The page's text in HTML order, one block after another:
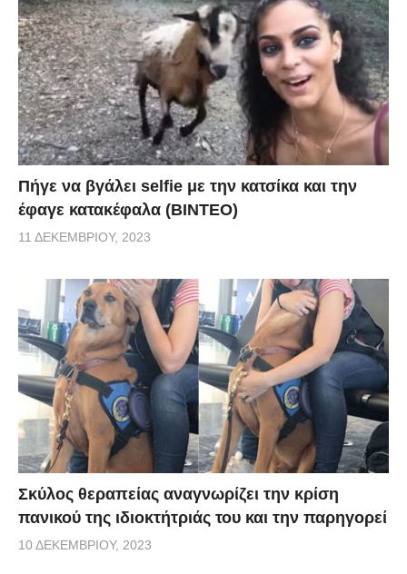
Πήγε να βγάλει selfie με την κατσίκα και την
έφαγε κατακέφαλα (ΒΙΝΤΕΟ)
11 ΔΕΚΕΜΒΡΊΟΥ, 2023
Σκύλος θεραπείας αναγνωρίζει την κρίση
πανικού της ιδιοκτήτριάς του και την παρηγορεί
10 ΔΕΚΕΜΒΡΊΟΥ, 2023